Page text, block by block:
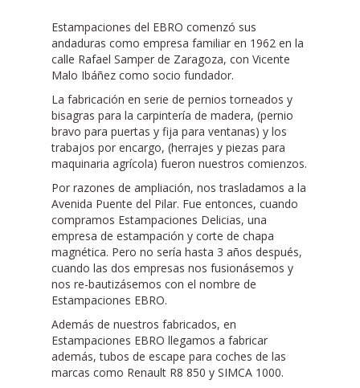
Estampaciones del EBRO comenzó sus
andaduras como empresa familiar en 1962 en la
calle Rafael Samper de Zaragoza, con Vicente
Malo Ibáñez como socio fundador.
La fabricación en serie de pernios torneados y
bisagras para la carpintería de madera, (pernio
bravo para puertas y fija para ventanas) y los
trabajos por encargo, (herrajes y piezas para
maquinaria agrícola) fueron nuestros comienzos.
Por razones de ampliación, nos trasladamos a la
Avenida Puente del Pilar. Fue entonces, cuando
compramos Estampaciones Delicias, una
empresa de estampación y corte de chapa
magnética. Pero no sería hasta 3 años después,
cuando las dos empresas nos fusionásemos y
nos re-bautizásemos con el nombre de
Estampaciones EBRO.
Además de nuestros fabricados, en
Estampaciones EBRO llegamos a fabricar
además, tubos de escape para coches de las
marcas como Renault R8 850 y SIMCA 1000.